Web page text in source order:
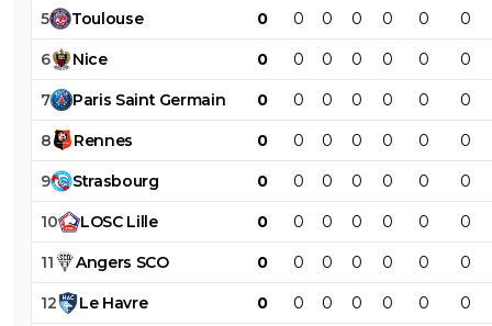
5 Toulouse 0 0 0 0 0 0 0
6 Nice 0 0 0 0 0 0 0
7 Paris Saint Germain 0 0 0 0 0 0 0
8 Rennes 0 0 0 0 0 0 0
9 Strasbourg 0 0 0 0 0 0 0
10 LOSC Lille 0 0 0 0 0 0 0
11 Angers SCO 0 0 0 0 0 0 0
12 Le Havre 0 0 0 0 0 0 0